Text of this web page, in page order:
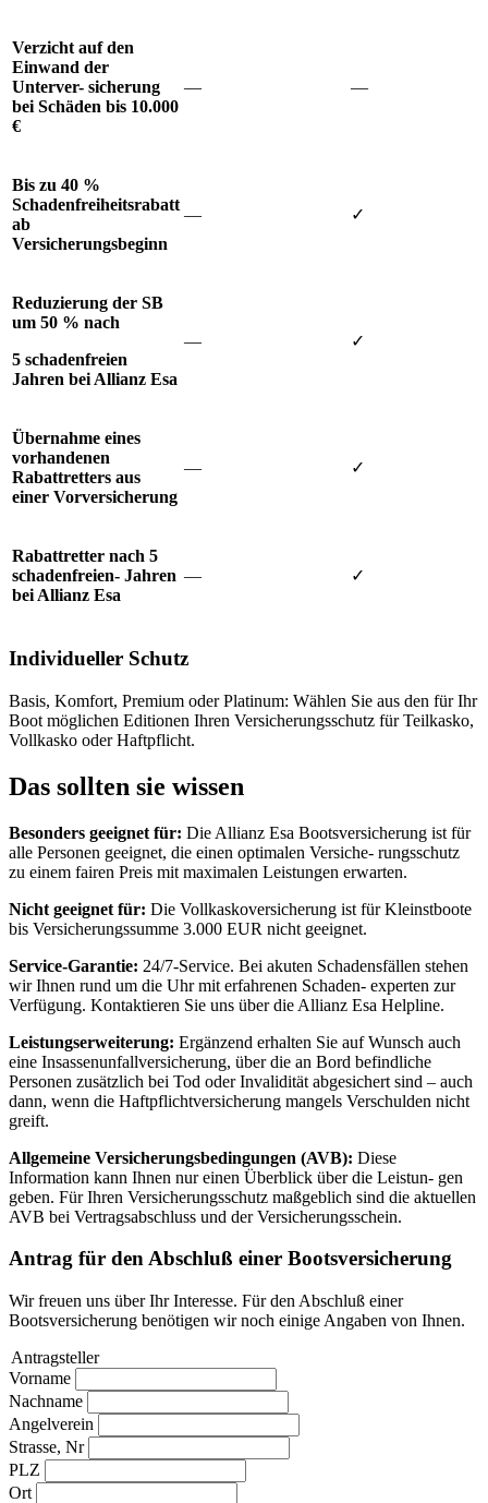
Verzicht auf den
Einwand der
Unterver- sicherung
bei Schäden bis 10.000
€
— —
Bis zu 40 %
Schadenfreiheitsrabatt
ab
Versicherungsbeginn
— ✓
Reduzierung der SB
um 50 % nach
5 schadenfreien
Jahren bei Allianz Esa
— ✓
Übernahme eines
vorhandenen
Rabattretters aus
einer Vorversicherung
— ✓
Rabattretter nach 5
schadenfreien- Jahren
bei Allianz Esa
— ✓
Individueller Schutz
Basis, Komfort, Premium oder Platinum: Wählen Sie aus den für Ihr
Boot möglichen Editionen Ihren Versicherungsschutz für Teilkasko,
Vollkasko oder Haftpflicht.
Das sollten sie wissen
Besonders geeignet für: Die Allianz Esa Bootsversicherung ist für
alle Personen geeignet, die einen optimalen Versiche- rungsschutz
zu einem fairen Preis mit maximalen Leistungen erwarten.
Nicht geeignet für: Die Vollkaskoversicherung ist für Kleinstboote
bis Versicherungssumme 3.000 EUR nicht geeignet.
Service-Garantie: 24/7-Service. Bei akuten Schadensfällen stehen
wir Ihnen rund um die Uhr mit erfahrenen Schaden- experten zur
Verfügung. Kontaktieren Sie uns über die Allianz Esa Helpline.
Leistungserweiterung: Ergänzend erhalten Sie auf Wunsch auch
eine Insassenunfallversicherung, über die an Bord befindliche
Personen zusätzlich bei Tod oder Invalidität abgesichert sind – auch
dann, wenn die Haftpflichtversicherung mangels Verschulden nicht
greift.
Allgemeine Versicherungsbedingungen (AVB): Diese
Information kann Ihnen nur einen Überblick über die Leistun- gen
geben. Für Ihren Versicherungsschutz maßgeblich sind die aktuellen
AVB bei Vertragsabschluss und der Versicherungsschein.
Antrag für den Abschluß einer Bootsversicherung
Wir freuen uns über Ihr Interesse. Für den Abschluß einer
Bootsversicherung benötigen wir noch einige Angaben von Ihnen.
Antragsteller
Vorname
Nachname
Angelverein
Strasse, Nr
PLZ
Ort